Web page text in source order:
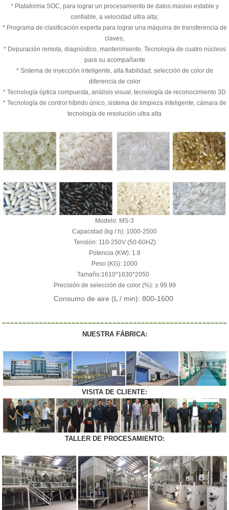
* Plataforma SOC, para lograr un procesamiento de datos masivo estable y
confiable, a velocidad ultra alta;
* Programa de clasificación experta para lograr una máquina de transferencia de
claves;
* Depuración remota, diagnóstico, mantenimiento. Tecnología de cuatro núcleos
para su acompañante
* Sistema de inyección inteligente, alta fiabilidad, selección de color de
diferencia de color
* Tecnología óptica compuesta, análisis visual, tecnología de reconocimiento 3D
* Tecnología de control híbrido único, sistema de limpieza inteligente, cámara de
tecnología de resolución ultra alta
Modelo: MS-3
Capacidad (kg / h): 1000-2500
Tensión: 110-250V (50-60HZ)
Potencia (KW): 1.8
Peso (KG): 1000
Tamaño:1610*1630*2050
Precisión de selección de color (%): ≥ 99.99
Consumo de aire (L / min): 800-1600
NUESTRA FÁBRICA:
VISITA DE CLIENTE:
TALLER DE PROCESAMIENTO: